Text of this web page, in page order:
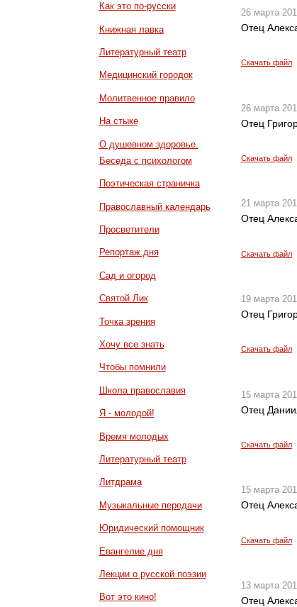
Как это по-русски
Книжная лавка
Литературный театр
Медицинский городок
Молитвенное правило
На стыке
О душевном здоровье.
Беседа с психологом
Поэтическая страничка
Православный календарь
Просветители
Репортаж дня
Сад и огород
Святой Лик
Точка зрения
Хочу все знать
Чтобы помнили
Школа православия
Я - молодой!
Время молодых
Литературный театр
Литдрама
Музыкальные передачи
Юридический помощник
Евангелие дня
Лекции о русской поэзии
Вот это кино!
26 марта
Отец
Скачать файл
26 марта
Отец
Скачать файл
21 марта
Отец
Скачать файл
19 марта
Отец
Скачать файл
15 марта
Отец
Скачать файл
15 марта
Отец
Скачать файл
13 марта
Отец